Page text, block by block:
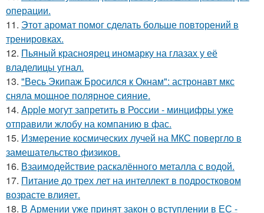
операции.
11. Этот аромат помог сделать больше повторений в
тренировках.
12. Пьяный красноярец иномарку на глазах у её
владелицы угнал.
13. "Весь Экипаж Бросился к Окнам": астронавт мкс
сняла мощное полярное сияние.
14. Apple могут запретить в России - минцифры уже
отправили жлобу на компанию в фас.
15. Измерение космических лучей на МКС повергло в
замешательство физиков.
16. Взаимодействие раскалённого металла с водой.
17. Питание до трех лет на интеллект в подростковом
возрасте влияет.
18. В Армении уже принят закон о вступлении в ЕС -